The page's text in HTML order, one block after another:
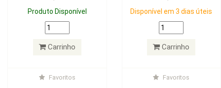
Produto Disponível
Carrinho
Favoritos
Disponível em 3 dias úteis
Carrinho
Favoritos